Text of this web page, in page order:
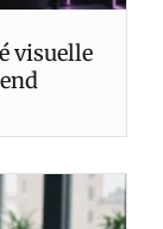
visuelle